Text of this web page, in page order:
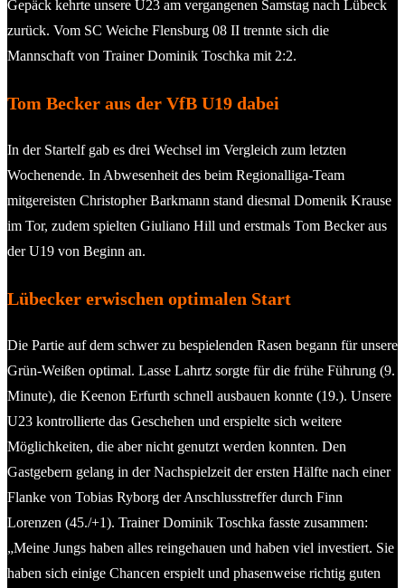
Gepäck kehrte unsere U23 am vergangenen Samstag nach Lübeck
zurück. Vom SC Weiche Flensburg 08 II trennte sich die
Mannschaft von Trainer Dominik Toschka mit 2:2.
Tom Becker aus der VfB U19 dabei
In der Startelf gab es drei Wechsel im Vergleich zum letzten
Wochenende. In Abwesenheit des beim Regionalliga-Team
mitgereisten Christopher Barkmann stand diesmal Domenik Krause
im Tor, zudem spielten Giuliano Hill und erstmals Tom Becker aus
der U19 von Beginn an.
Lübecker erwischen optimalen Start
Die Partie auf dem schwer zu bespielenden Rasen begann für unsere
Grün-Weißen optimal. Lasse Lahrtz sorgte für die frühe Führung (9.
Minute), die Keenon Erfurth schnell ausbauen konnte (19.). Unsere
U23 kontrollierte das Geschehen und erspielte sich weitere
Möglichkeiten, die aber nicht genutzt werden konnten. Den
Gastgebern gelang in der Nachspielzeit der ersten Hälfte nach einer
Flanke von Tobias Ryborg der Anschlusstreffer durch Finn
Lorenzen (45./+1). Trainer Dominik Toschka fasste zusammen:
„Meine Jungs haben alles reingehauen und haben viel investiert. Sie
haben sich einige Chancen erspielt und phasenweise richtig guten